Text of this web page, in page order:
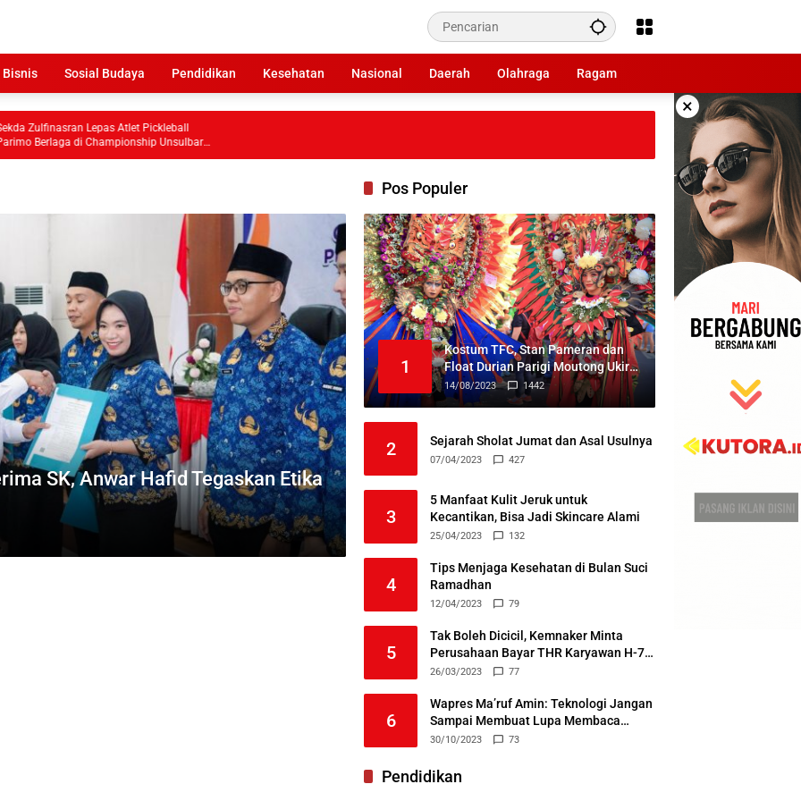
Bisnis Sosial Budaya Pendidikan Kesehatan Nasional Daerah Olahraga Ragam
×
Lepas Atlet Pickleball
di Championship Unsulbar
SK, Anwar Hafid Tegaskan Etika
Pos Populer
1
Kostum TFC, Stan Pameran dan
Float Durian Parigi Moutong Ukir
Prestasi di TIFF 2023
14/08/2023 1442
2 Sejarah Sholat Jumat dan Asal Usulnya
07/04/2023 427
3
5 Manfaat Kulit Jeruk untuk
Kecantikan, Bisa Jadi Skincare Alami
25/04/2023 132
4
Tips Menjaga Kesehatan di Bulan Suci
Ramadhan
12/04/2023 79
5
Tak Boleh Dicicil, Kemnaker Minta
Perusahaan Bayar THR Karyawan H-7
Lebaran
26/03/2023 77
6
Wapres Ma’ruf Amin: Teknologi Jangan
Sampai Membuat Lupa Membaca
Alquran
30/10/2023 73
Pendidikan